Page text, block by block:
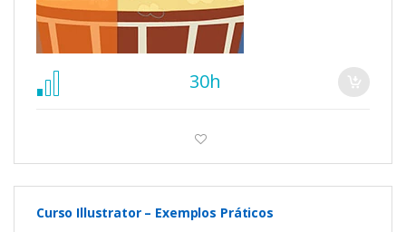
30h
Curso Illustrator – Exemplos Práticos